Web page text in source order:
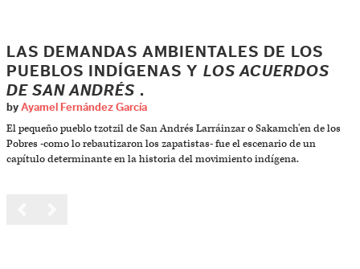
LAS DEMANDAS AMBIENTALES DE LOS
PUEBLOS INDÍGENAS Y LOS ACUERDOS
DE SAN ANDRÉS .
by Ayamel Fernández García
El pequeño pueblo tzotzil de San Andrés Larráinzar o Sakamch'en de los
Pobres -como lo rebautizaron los zapatistas- fue el escenario de un
capítulo determinante en la historia del movimiento indígena.